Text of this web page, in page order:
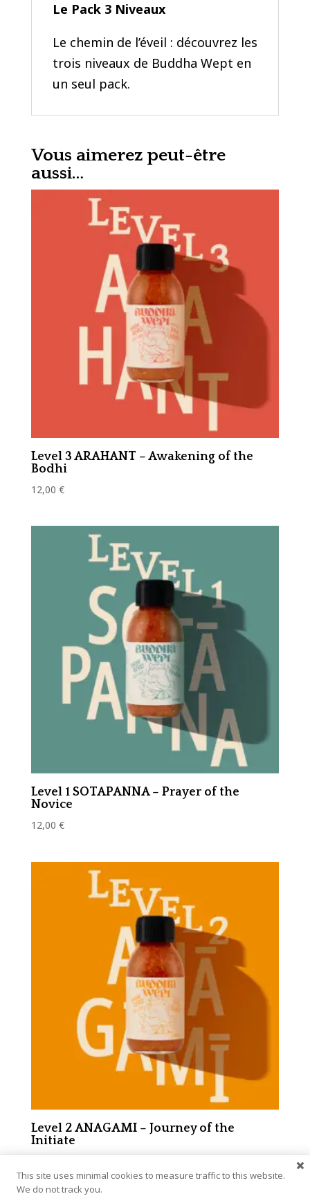
Le Pack 3 Niveaux
Le chemin de l’éveil : découvrez les
trois niveaux de Buddha Wept en
un seul pack.
Vous aimerez peut-être
aussi…
Level 3 ARAHANT – Awakening of the
Bodhi
12,00 €
Level 1 SOTAPANNA – Prayer of the
Novice
12,00 €
Level 2 ANAGAMI – Journey of the
Initiate
This site uses minimal cookies to measure traffic to this website.
We do not track you.